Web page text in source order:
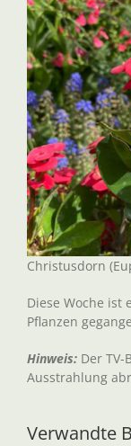
Christusdorn
Diese Woche ist
Pflanzen
Hinweis: Der TV-
Ausstrahlung
Verwandte